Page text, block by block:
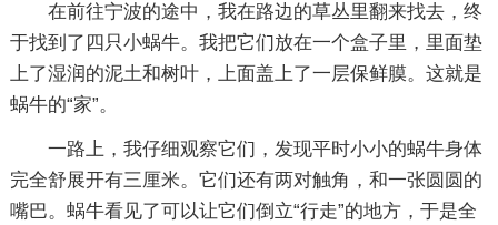
在前往宁波的途中，我在路边的草丛里翻来找去，终
于找到了四只小蜗牛。我把它们放在一个盒子里，里面垫
上了湿润的泥土和树叶，上面盖上了一层保鲜膜。这就是
蜗牛的“家”。
一路上，我仔细观察它们，发现平时小小的蜗牛身体
完全舒展开有三厘米。它们还有两对触角，和一张圆圆的
嘴巴。蜗牛看见了可以让它们倒立“行走”的地方，于是全